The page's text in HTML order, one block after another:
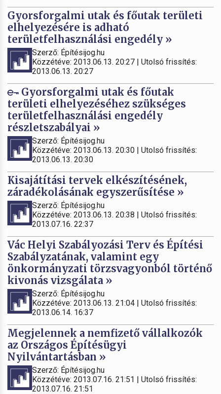
Gyorsforgalmi utak és főutak területi
elhelyezésére is adható
területfelhasználási engedély »
Szerző: Építésijog.hu
Közzétéve: 2013.06.13. 20:27 | Utolsó frissítés:
2013.06.13. 20:27
Gyorsforgalmi utak és főutak
területi elhelyezéséhez szükséges
területfelhasználási engedély
részletszabályai »
Szerző: Építésijog.hu
Közzétéve: 2013.06.13. 20:30 | Utolsó frissítés:
2013.06.13. 20:30
Kisajátítási tervek elkészítésének,
záradékolásának egyszerűsítése »
Szerző: Építésijog.hu
Közzétéve: 2013.06.13. 20:38 | Utolsó frissítés:
2013.07.16. 22:37
Vác Helyi Szabályozási Terv és Építési
Szabályzatának, valamint egy
önkormányzati törzsvagyonból történő
kivonás vizsgálata »
Szerző: Építésijog.hu
Közzétéve: 2013.06.13. 21:04 | Utolsó frissítés:
2013.06.14. 16:37
Megjelennek a nemfizető vállalkozók
az Országos Építésügyi
Nyilvántartásban »
Szerző: Építésijog.hu
Közzétéve: 2013.07.16. 21:51 | Utolsó frissítés:
2013.07.16. 21:51